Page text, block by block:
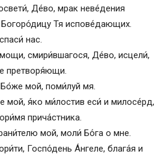
Де́во, мрак неве́дения
Тя испове́дающих.
нас.
смири́вшагося, Де́во, исцели́,
претворя́ющи.
мой, поми́луй мя.
мой, я́ко ми́лостив еси́ и милосе́рд,
прича́стника.
мой, моли́ Бо́га о мне.
Госпо́день А́нгеле, блага́я и